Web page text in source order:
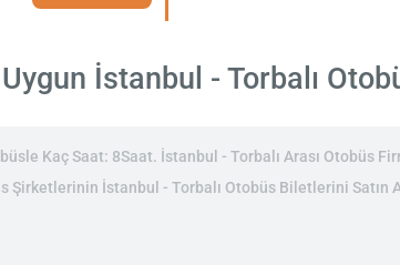
Uygun İstanbul - Torbalı
Kaç Saat: 8Saat. İstanbul - Torbalı Arası Otobüs
Şirketlerinin İstanbul - Torbalı Otobüs Biletlerini Satın